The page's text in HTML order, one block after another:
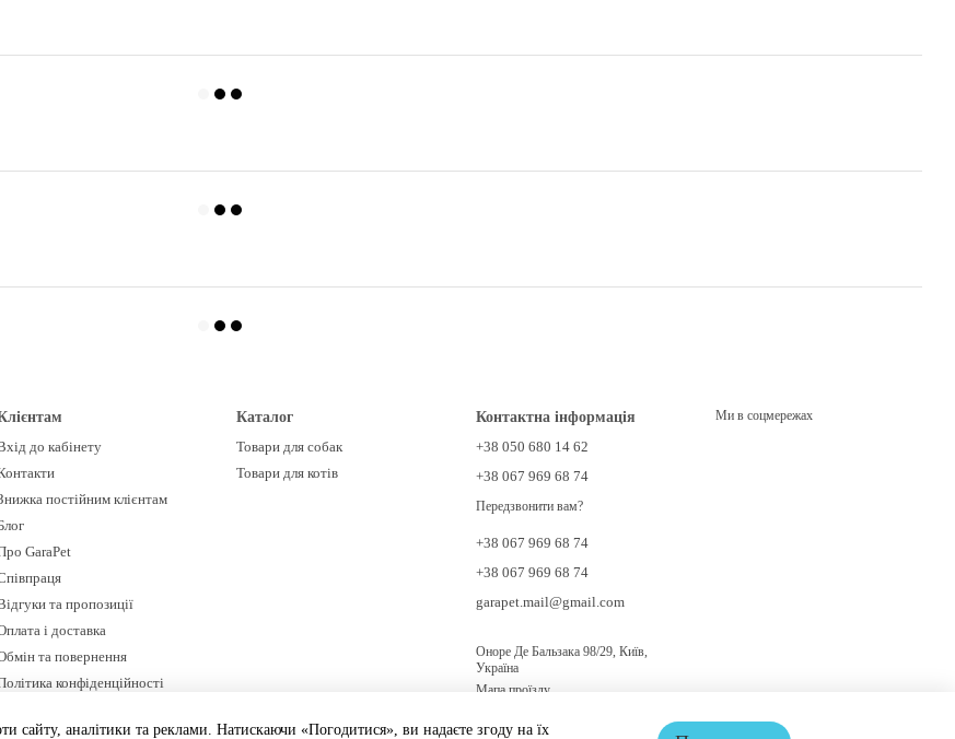
до кабінету
постійним клієнтам
GaraPet
та пропозиції
і доставка
та повернення
конфіденційності
Каталог
Товари для собак
Товари для котів
Контактна інформація
+38 050 680 14 62
+38 067 969 68 74
Передзвонити вам?
+38 067 969 68 74
+38 067 969 68 74
garapet.mail@gmail.com
Оноре Де Бальзака 98/29, Київ,
Україна
Мапа проїзду
Ми в соцмережах
сайту, аналітики та реклами. Натискаючи «Погодитися», ви надаєте згоду на їх